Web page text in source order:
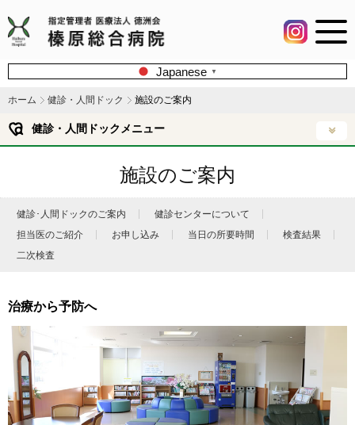
Japanese ▼
ホーム 健診・人間ドック 施設のご案内
施設のご案内
健診･人間ドックのご案内
健診センターについて
担当医のご紹介
お申し込み 当日の所要時間
検査結果
二次検査
治療から予防へ
健診・人間ドックメニュー